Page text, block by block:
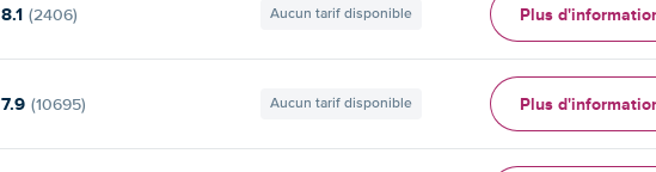
8.1 (2406) Aucun tarif disponible Plus
7.9 (10695) Aucun tarif disponible Plus